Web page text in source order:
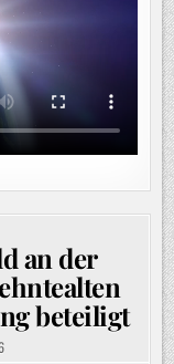
an der
beteiligt